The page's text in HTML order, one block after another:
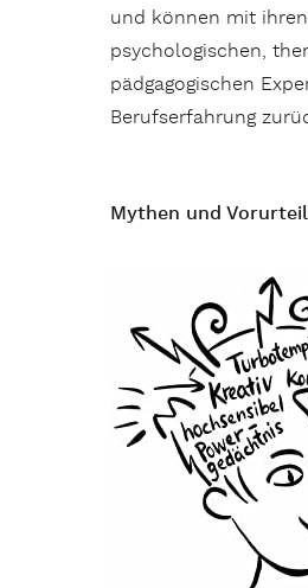
und können mit
psychologischen,
pädgagogischen
Berufserfahrung
Mythen und